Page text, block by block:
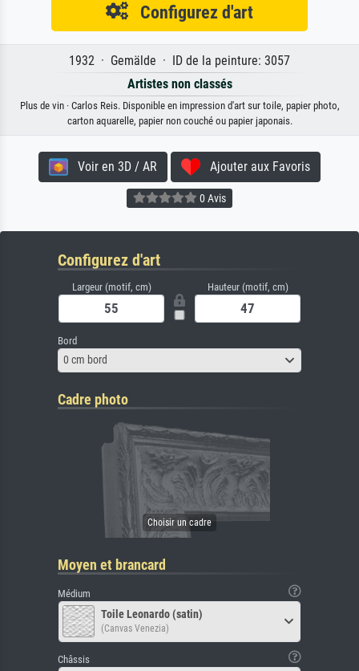
Configurez d'art
1932 · Gemälde · ID de la peinture: 3057
Artistes non classés
Plus de vin · Carlos Reis. Disponible en impression d'art sur toile, papier photo,
carton aquarelle, papier non couché ou papier japonais.
Voir en 3D / AR Ajouter aux Favoris
0 Avis
Configurez d'art
Largeur (motif, cm) Hauteur (motif, cm)
Bord
0 cm bord
Cadre photo
Moyen et brancard
Médium
Toile Leonardo (satin)
(Canvas Venezia)
Châssis